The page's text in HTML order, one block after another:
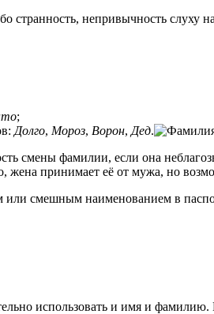
странность, непривычность
;
Долго, Мороз, Ворон, Дед.
смены фамилии, если она
принимает её от мужа, но
или смешным наименованием в
использовать и имя и